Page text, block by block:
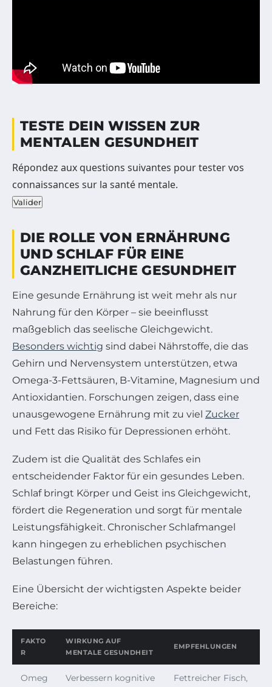
TESTE DEIN WISSEN ZUR
MENTALEN GESUNDHEIT
Répondez aux questions suivantes pour tester vos
connaissances sur la santé mentale.
Valider
DIE ROLLE VON ERNÄHRUNG
UND SCHLAF FÜR EINE
GANZHEITLICHE GESUNDHEIT
Eine gesunde Ernährung ist weit mehr als nur
Nahrung für den Körper – sie beeinflusst
maßgeblich das seelische Gleichgewicht.
Besonders wichtig sind dabei Nährstoffe, die das
Gehirn und Nervensystem unterstützen, etwa
Omega-3-Fettsäuren, B-Vitamine, Magnesium und
Antioxidantien. Forschungen zeigen, dass eine
unausgewogene Ernährung mit zu viel Zucker
und Fett das Risiko für Depressionen erhöht.
Zudem ist die Qualität des Schlafes ein
entscheidender Faktor für ein gesundes Leben.
Schlaf bringt Körper und Geist ins Gleichgewicht,
fördert die Regeneration und sorgt für mentale
Leistungsfähigkeit. Chronischer Schlafmangel
kann hingegen zu erheblichen psychischen
Belastungen führen.
Eine Übersicht der wichtigsten Aspekte beider
Bereiche:
FAKTO
R
WIRKUNG AUF
MENTALE GESUNDHEIT
EMPFEHLUNGEN
Omeg
Verbessern kognitive
Fettreicher Fisch,